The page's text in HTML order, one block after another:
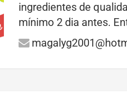
ingredientes de
mínimo 2 dia antes.